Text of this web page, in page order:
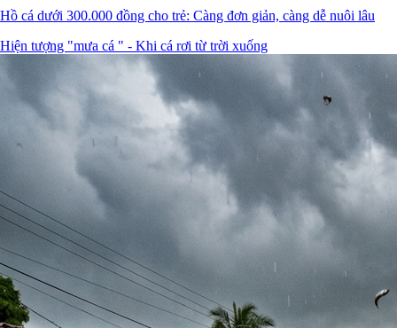
Hồ cá dưới 300.000 đồng cho trẻ: Càng đơn giản, càng dễ nuôi lâu
Hiện tượng "mưa cá " - Khi cá rơi từ trời xuống